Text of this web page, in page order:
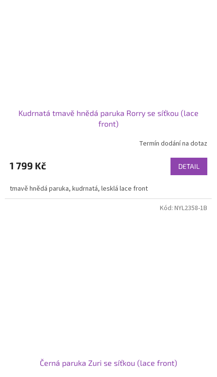
Kudrnatá tmavě hnědá paruka Rorry se síťkou (lace
front)
Termín dodání na dotaz
1 799 Kč DETAIL
tmavě hnědá paruka, kudrnatá, lesklá lace front
Černá paruka Zuri se síťkou (lace front)
Kód: NYL2358-1B